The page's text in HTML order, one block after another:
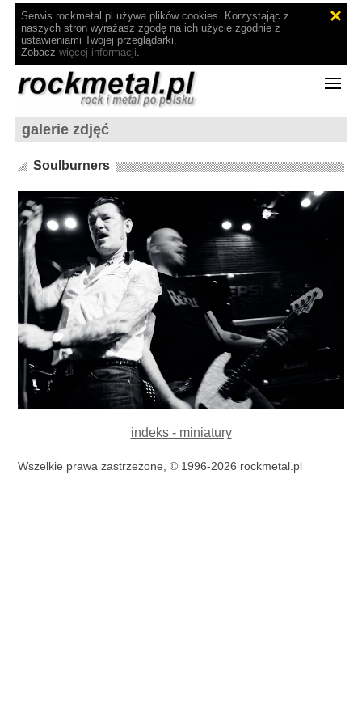
Serwis rockmetal.pl używa plików cookies. Korzystając z
naszych stron wyrażasz zgodę na ich użycie zgodnie z
ustawieniami Twojej przeglądarki.
Zobacz więcej informacji.
galerie zdjęć
Soulburners
indeks - miniatury
Wszelkie prawa zastrzeżone, © 1996-2026 rockmetal.pl